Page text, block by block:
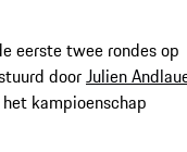
eerste twee rondes op
doorJulien
kampioenschap